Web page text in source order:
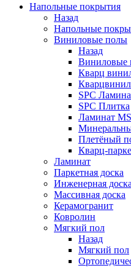
Напольные покрытия
Назад
Напольные
Виниловые полы
Назад
Виниловые
Кварц
SPC
SPC Плитка
Ламинат
Плетёный
Кварц-
Ламинат
Паркетная доска
Инженерная доска
Массивная доска
Керамогранит
Ковролин
Мягкий пол
Назад
Мягкий пол